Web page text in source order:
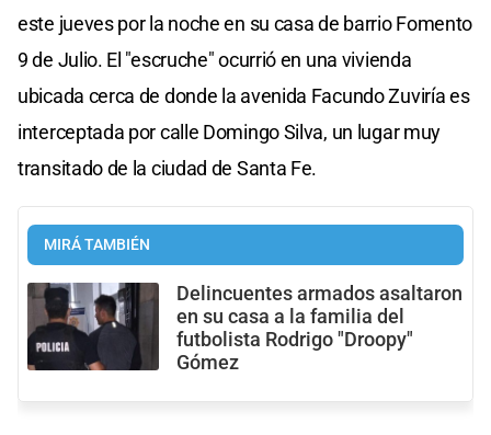
este jueves por la noche en su casa de barrio Fomento
9 de Julio. El "escruche" ocurrió en una vivienda
ubicada cerca de donde la avenida Facundo Zuviría es
interceptada por calle Domingo Silva, un lugar muy
transitado de la ciudad de Santa Fe.
MIRÁ TAMBIÉN
Delincuentes armados asaltaron
en su casa a la familia del
futbolista Rodrigo "Droopy"
Gómez